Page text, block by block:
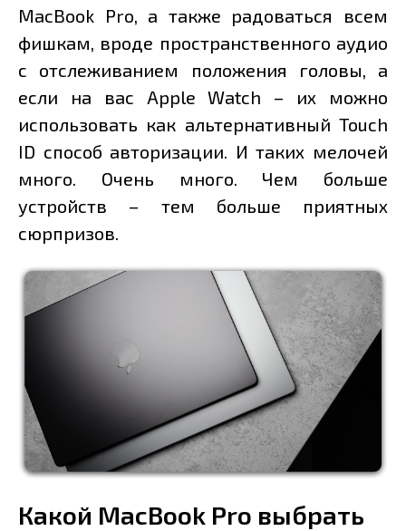
MacBook Pro, а также радоваться всем
фишкам, вроде пространственного аудио
с отслеживанием положения головы, а
если на вас Apple Watch – их можно
использовать как альтернативный Touch
ID способ авторизации. И таких мелочей
много. Очень много. Чем больше
устройств – тем больше приятных
сюрпризов.
Какой MacBook Pro выбрать